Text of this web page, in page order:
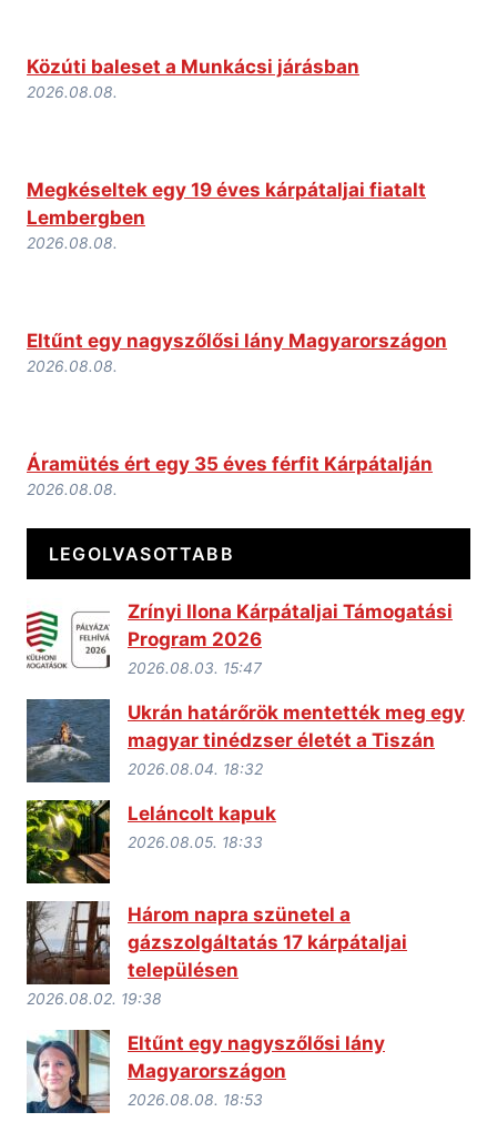
Közúti baleset a Munkácsi járásban
2026.08.08.
Megkéseltek egy 19 éves kárpátaljai fiatalt
Lembergben
2026.08.08.
Eltűnt egy nagyszőlősi lány Magyarországon
2026.08.08.
Áramütés ért egy 35 éves férfit Kárpátalján
2026.08.08.
LEGOLVASOTTABB
Zrínyi Ilona Kárpátaljai Támogatási
Program 2026
2026.08.03. 15:47
Ukrán határőrök mentették meg egy
magyar tinédzser életét a Tiszán
2026.08.04. 18:32
Leláncolt kapuk
2026.08.05. 18:33
Három napra szünetel a
gázszolgáltatás 17 kárpátaljai
településen
2026.08.02. 19:38
Eltűnt egy nagyszőlősi lány
Magyarországon
2026.08.08. 18:53